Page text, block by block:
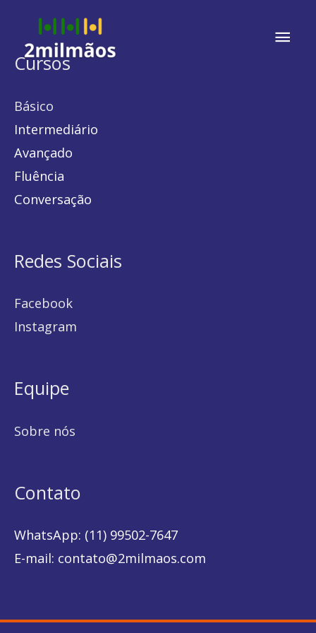
Cursos
Básico
Intermediário
Avançado
Fluência
Conversação
Redes Sociais
Facebook
Instagram
Equipe
Sobre nós
Contato
WhatsApp: (11) 99502-7647
E-mail: contato@2milmaos.com